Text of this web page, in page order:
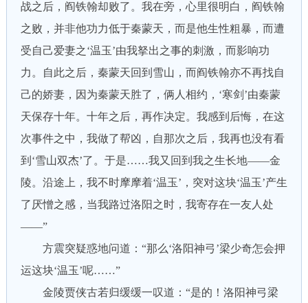
战之后，阎铁翰却败了。我在旁，心里很明白，阎铁翰
之败，并非他功力低于秦蒙天，而是他生性粗暴，而遭
受自己爱妻之‘温玉’由我拏出之事的刺激，而影响功
力。自此之后，秦蒙天回到雪山，而阎铁翰亦不再找自
己的娇妻，因为秦蒙天胜了，俩人相约，‘寒剑’由秦蒙
天保存十年。十年之后，再作决定。我感到后悔，在这
次事件之中，我做了帮凶，自那次之后，我再也没有看
到‘雪山双杰’了。于是……我又回到我之生长地——金
陵。沿途上，我不时摩摩着‘温玉’，突对这块‘温玉’产生
了厌憎之感，当我路过洛阳之时，我寄存在一友人处
——”
方震突疑惑地问道：“那么‘洛阳神弓’梁少奇怎会押
运这块‘温玉’呢……”
金陵贾侠古若归缓缓一叹道：“是的！洛阳神弓梁